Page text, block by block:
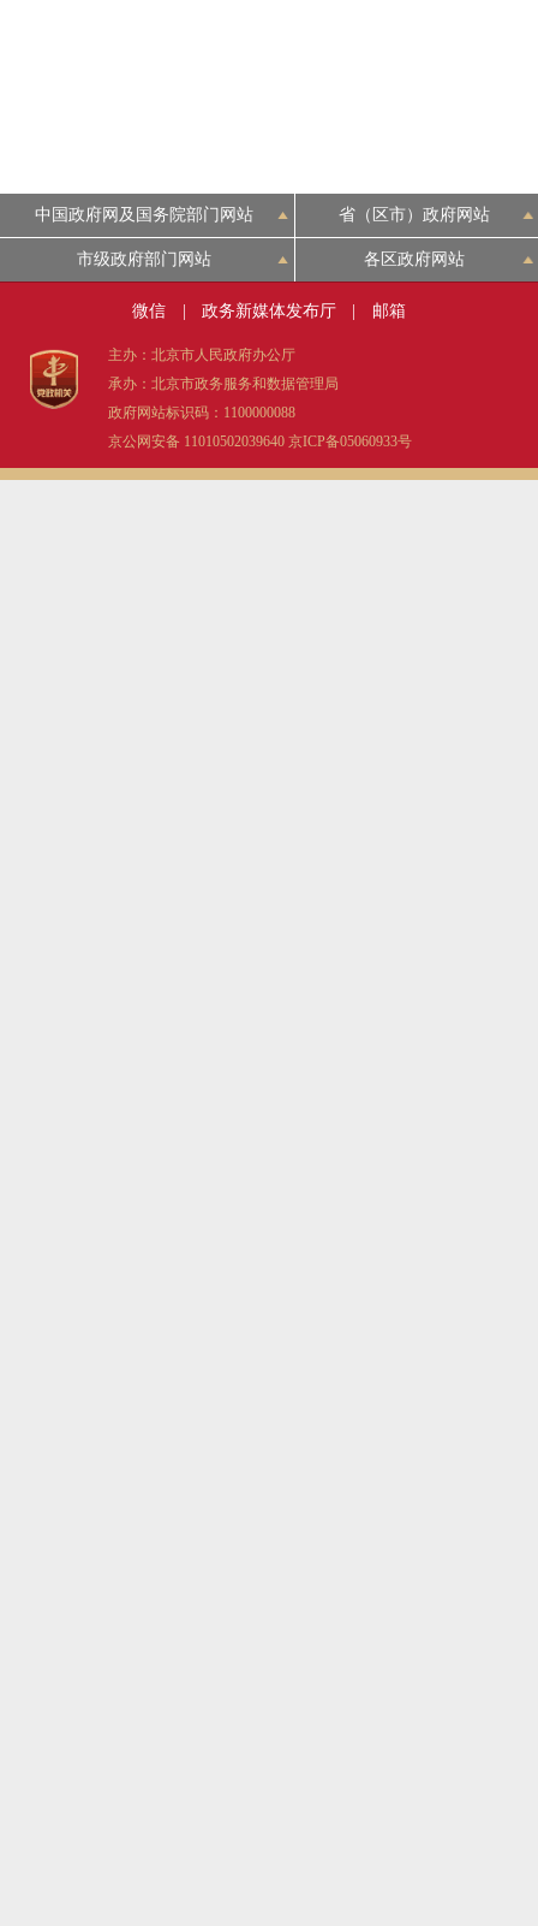
中国政府网及国务院部门网站 省（区市）政府网站
市级政府部门网站 各区政府网站
微信 政务新媒体发布厅 邮箱
主办：北京市人民政府办公厅
承办：北京市政务服务和数据管理局
政府网站标识码：1100000088
京公网安备 11010502039640 京ICP备05060933号